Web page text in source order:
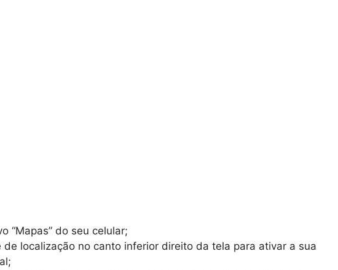
“Mapas” do seu celular;
de localização no canto inferior direito da tela para ativar a sua